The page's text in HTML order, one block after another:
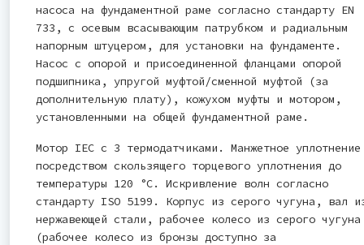
насоса на фундаментной раме согласно стандарту EN
733, с осевым всасывающим патрубком и радиальным
напорным штуцером, для установки на фундаменте.
Насос с опорой и присоединенной фланцами опорой
подшипника, упругой муфтой/сменной муфтой (за
дополнительную плату), кожухом муфты и мотором,
установленными на общей фундаментной раме.
Мотор IEC с 3 термодатчиками. Манжетное уплотнение
посредством скользящего торцевого уплотнения до
температуры 120 °C. Искривление волн согласно
стандарту ISO 5199. Корпус из серого чугуна, вал
нержавеющей стали, рабочее колесо из серого чугуна
(рабочее колесо из бронзы доступно за